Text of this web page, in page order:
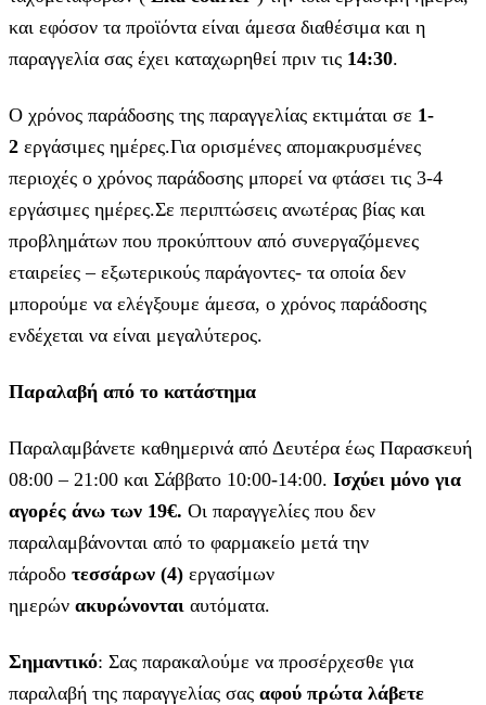
και εφόσον τα προϊόντα είναι άμεσα διαθέσιμα και η
παραγγελία σας έχει καταχωρηθεί πριν τις 14:30.
Ο χρόνος παράδοσης της παραγγελίας εκτιμάται σε 1-
2 εργάσιμες ημέρες.Για ορισμένες απομακρυσμένες
περιοχές ο χρόνος παράδοσης μπορεί να φτάσει τις 3-4
εργάσιμες ημέρες.Σε περιπτώσεις ανωτέρας βίας και
προβλημάτων που προκύπτουν από συνεργαζόμενες
εταιρείες – εξωτερικούς παράγοντες- τα οποία δεν
μπορούμε να ελέγξουμε άμεσα, ο χρόνος παράδοσης
ενδέχεται να είναι μεγαλύτερος.
Παραλαβή από το κατάστημα
Παραλαμβάνετε καθημερινά από Δευτέρα έως Παρασκευή
08:00 – 21:00 και Σάββατο 10:00-14:00. Ισχύει μόνο για
αγορές άνω των 19€. Οι παραγγελίες που δεν
παραλαμβάνονται από το φαρμακείο μετά την
πάροδο τεσσάρων (4) εργασίμων
ημερών ακυρώνονται αυτόματα.
Σημαντικό: Σας παρακαλούμε να προσέρχεσθε για
παραλαβή της παραγγελίας σας αφού πρώτα λάβετε